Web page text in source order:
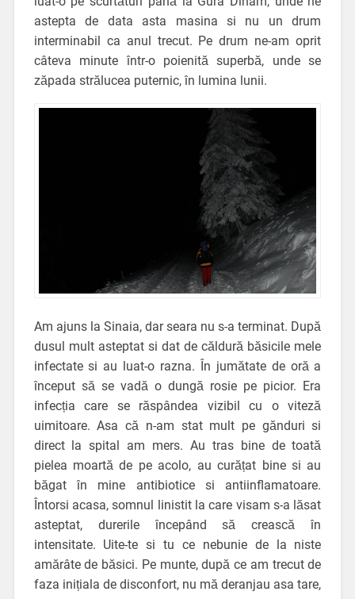
astepta de data asta masina si nu un drum
interminabil ca anul trecut. Pe drum ne-am oprit
câteva minute într-o poienită superbă, unde se
zăpada strălucea puternic, în lumina lunii.
Am ajuns la Sinaia, dar seara nu s-a terminat. După
dusul mult asteptat si dat de căldură băsicile mele
infectate si au luat-o razna. În jumătate de oră a
început să se vadă o dungă rosie pe picior. Era
infecția care se răspândea vizibil cu o viteză
uimitoare. Asa că n-am stat mult pe gănduri si
direct la spital am mers. Au tras bine de toată
pielea moartă de pe acolo, au curățat bine si au
băgat în mine antibiotice si antiinflamatoare.
Întorsi acasa, somnul linistit la care visam s-a lăsat
asteptat, durerile începând să crească în
intensitate. Uite-te si tu ce nebunie de la niste
amărâte de băsici. Pe munte, după ce am trecut de
faza inițiala de disconfort, nu mă deranjau asa tare,